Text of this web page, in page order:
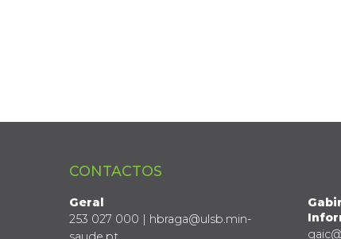
CONTACTOS
Geral
253 027 000 | hbraga@ulsb.min-